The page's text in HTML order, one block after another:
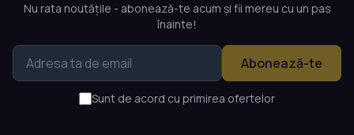
Nu rata noutățile - abonează-te acum și fii mereu cu un pas
înainte!
Abonează-te
Sunt de acord cu primirea ofertelor